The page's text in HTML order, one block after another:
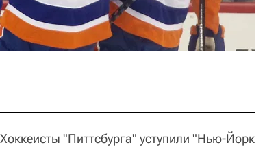
Хоккеисты "Питтсбурга" уступили "Нью-Йорк